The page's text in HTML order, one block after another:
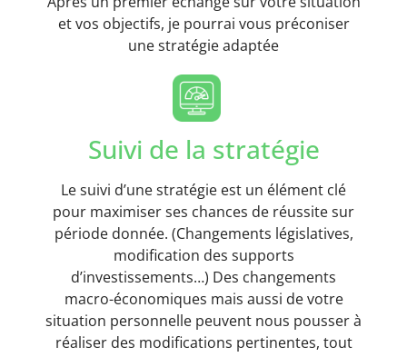
et vos objectifs, je pourrai vous préconiser
une stratégie adaptée
Suivi de la stratégie
Le suivi d’une stratégie est un élément clé
pour maximiser ses chances de réussite sur
période donnée. (Changements législatives,
modification des supports
d’investissements…) Des changements
macro-économiques mais aussi de votre
situation personnelle peuvent nous pousser à
réaliser des modifications pertinentes, tout